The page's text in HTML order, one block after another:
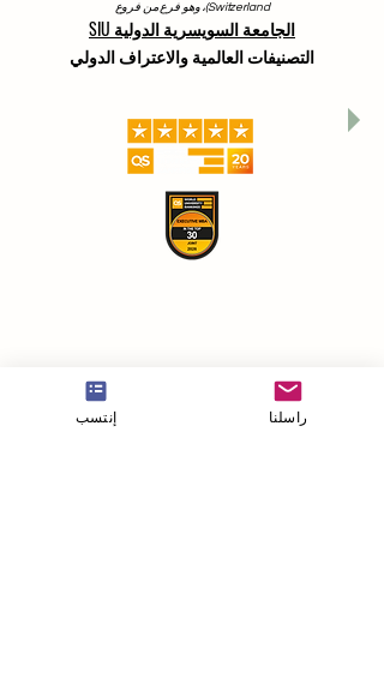
Switzerland)، وهو فرع من فروع
الجامعة السويسرية الدولية SIU
التصنيفات العالمية والاعتراف الدولي
إنتسب راسلنا